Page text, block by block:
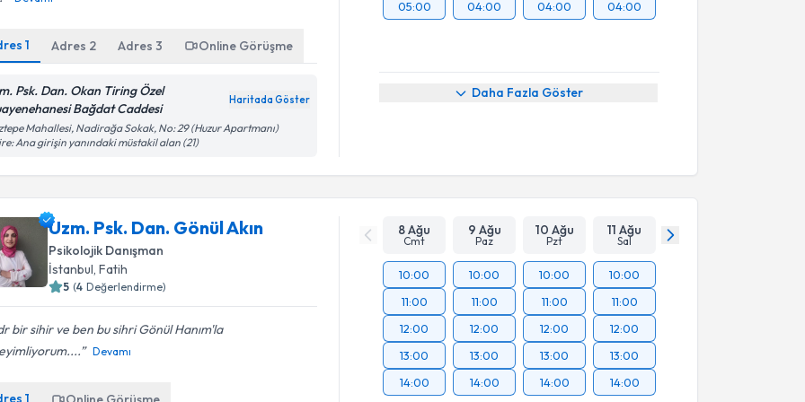
1 Adres 2 Adres3 Online Görüşme
Psk. Dan. Okan Tiring Özel
Bağdat Caddesi
Haritada Göster
Mahallesi, Nadirağa Sokak, No: 29 (Huzur Apartmanı)
Ana girişin yanındaki müstakil alan (21)
05:00
04:00
04:00
04:00
Daha Fazla Göster
Uzm. Psk. Dan. Gönül Akın
Psikolojik Danışman
İstanbul, Fatih
5 (4 Değerlendirme)
bir sihir ve ben bu sihri Gönül Hanım'la
Devamı
1
8 Ağu
Cmt
9 Ağu
Paz
10 Ağu
Pzt
11 Ağu
Sal
10:00
11:00
12:00
13:00
14:00
10:00
11:00
12:00
13:00
14:00
10:00
11:00
12:00
13:00
14:00
10:00
11:00
12:00
13:00
14:00